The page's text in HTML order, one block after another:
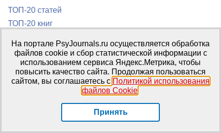
ТОП-20 статей
ТОП-20 книг
Проекты PsyJournals.ru
История журналов МГППУ
Партнеры портала
Информационное спонсорство
Приглашаем издателей
Подписка на журналы
На портале PsyJournals.ru осуществляется обработка
файлов cookie и сбор статистической информации с
использованием сервиса Яндекс.Метрика, чтобы
повысить качество сайта. Продолжая пользоваться
сайтом, вы соглашаетесь с Политикой использования
файлов Cookie.
Принять